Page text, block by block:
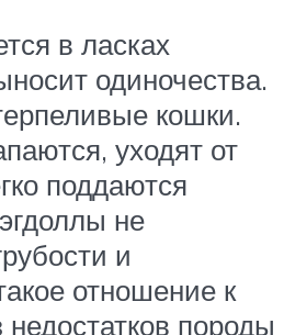
в ласках
одиночества.
кошки.
уходят от
поддаются
не
и
отношение к
породы